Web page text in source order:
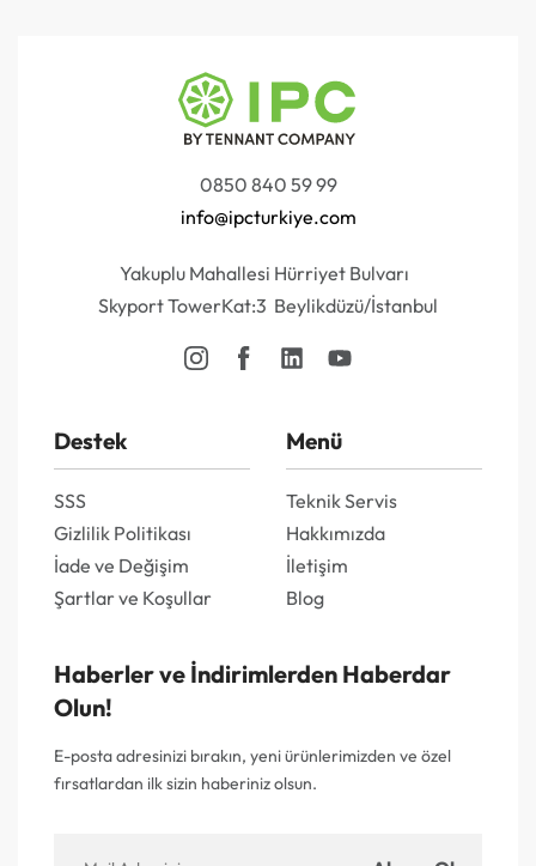
0850 840 59 99
info@ipcturkiye.com
Yakuplu Mahallesi Hürriyet Bulvarı
Skyport TowerKat:3 Beylikdüzü/İstanbul
Destek
SSS
Gizlilik Politikası
İade ve Değişim
Şartlar ve Koşullar
Menü
Teknik Servis
Hakkımızda
İletişim
Blog
Haberler ve İndirimlerden Haberdar
Olun!
E-posta adresinizi bırakın, yeni ürünlerimizden ve özel
fırsatlardan ilk sizin haberiniz olsun.